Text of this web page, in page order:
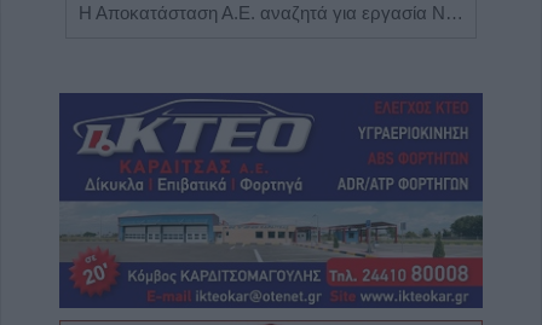
Η Αποκατάσταση Α.Ε. αναζητά για εργασία Νοσηλευτές και Βοηθούς Νοσηλευτές